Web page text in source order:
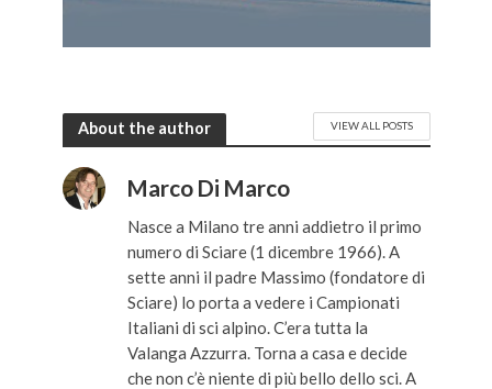
About the author VIEW ALL POSTS
Marco Di Marco
Nasce a Milano tre anni addietro il primo
numero di Sciare (1 dicembre 1966). A
sette anni il padre Massimo (fondatore di
Sciare) lo porta a vedere i Campionati
Italiani di sci alpino. C’era tutta la
Valanga Azzurra. Torna a casa e decide
che non c’è niente di più bello dello sci. A